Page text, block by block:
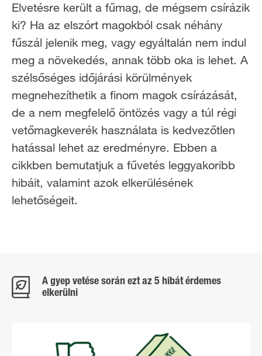
Elvetésre került a fűmag, de mégsem csírázik
ki? Ha az elszórt magokból csak néhány
fűszál jelenik meg, vagy egyáltalán nem indul
meg a növekedés, annak több oka is lehet. A
szélsőséges időjárási körülmények
megnehezíthetik a finom magok csírázását,
de a nem megfelelő öntözés vagy a túl régi
vetőmagkeverék használata is kedvezőtlen
hatással lehet az eredményre. Ebben a
cikkben bemutatjuk a fűvetés leggyakoribb
hibáit, valamint azok elkerülésének
lehetőségeit.
A gyep vetése során ezt az 5 hibát érdemes
elkerülni